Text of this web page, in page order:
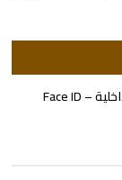
قفل باب ذكي CL-G30 بكاميرا خارجية وشاشة داخلية – Face ID